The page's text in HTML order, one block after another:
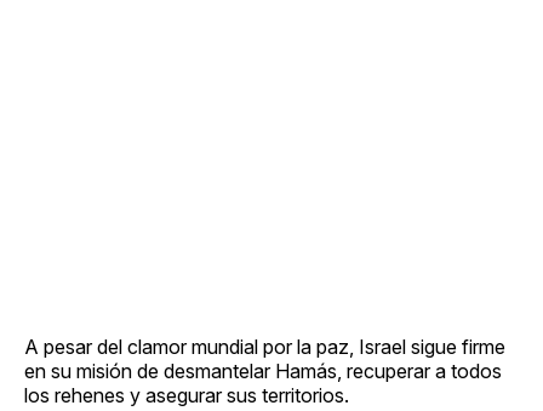
A pesar del clamor mundial por la paz, Israel sigue firme
en su misión de desmantelar Hamás, recuperar a todos
los rehenes y asegurar sus territorios.